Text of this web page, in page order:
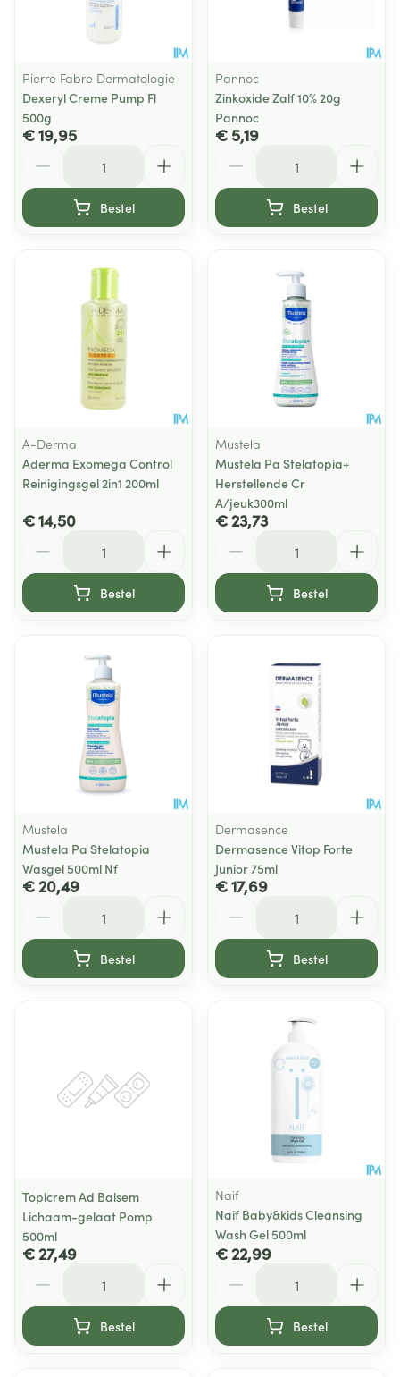
Pierre Fabre Dermatologie
Dexeryl Creme Pump Fl
500g
€ 19,95
Bestel
Pannoc
Zinkoxide Zalf 10% 20g
Pannoc
€ 5,19
Bestel
A-Derma
Aderma Exomega Control
Reinigingsgel 2in1 200ml
€ 14,50
Bestel
Mustela
Mustela Pa Stelatopia+
Herstellende Cr
A/jeuk300ml
€ 23,73
Bestel
Mustela
Mustela Pa Stelatopia
Wasgel 500ml Nf
€ 20,49
Bestel
Dermasence
Dermasence Vitop Forte
Junior 75ml
€ 17,69
Bestel
Topicrem Ad Balsem
Lichaam-gelaat Pomp
500ml
€ 27,49
Bestel
Naif
Naif Baby&kids Cleansing
Wash Gel 500ml
€ 22,99
Bestel